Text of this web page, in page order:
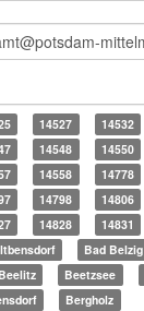
14527 14532
14548 14550
14558 14778
14798 14806
14828 14831
Bad Belzig
Beelitz Beetzsee
Bergholz